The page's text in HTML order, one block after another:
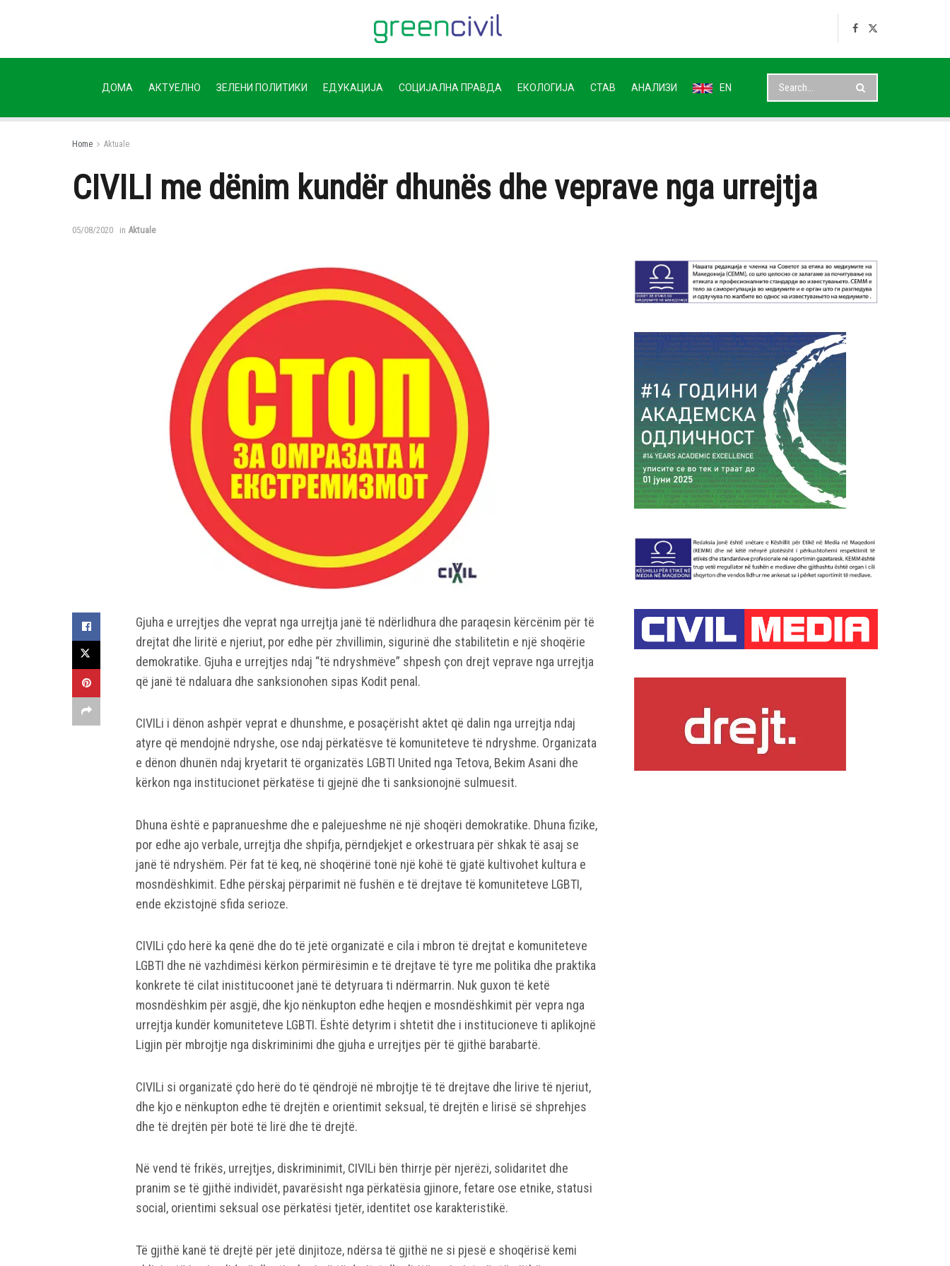
ДОМА АКТУЕЛНО ЗЕЛЕНИ ПОЛИТИКИ ЕДУКАЦИЈА СОЦИЈАЛНА ПРАВДА ЕКОЛОГИЈА СТАВ АНАЛИЗИ EN
Home Aktuale
CIVILI me dënim kundër dhunës dhe veprave nga urrejtja
05/08/2020 in Aktuale
Gjuha e urrejtjes dhe veprat nga urrejtja janë të ndërlidhura dhe paraqesin kërcënim për të
drejtat dhe liritë e njeriut, por edhe për zhvillimin, sigurinë dhe stabilitetin e një shoqërie
demokratike. Gjuha e urrejtjes ndaj “të ndryshmëve” shpesh çon drejt veprave nga urrejtja
që janë të ndaluara dhe sanksionohen sipas Kodit penal.
CIVILi i dënon ashpër veprat e dhunshme, e posaçërisht aktet që dalin nga urrejtja ndaj
atyre që mendojnë ndryshe, ose ndaj përkatësve të komuniteteve të ndryshme. Organizata
e dënon dhunën ndaj kryetarit të organizatës LGBTI United nga Tetova, Bekim Asani dhe
kërkon nga institucionet përkatëse ti gjejnë dhe ti sanksionojnë sulmuesit.
Dhuna është e papranueshme dhe e palejueshme në një shoqëri demokratike. Dhuna fizike,
por edhe ajo verbale, urrejtja dhe shpifja, përndjekjet e orkestruara për shkak të asaj se
janë të ndryshëm. Për fat të keq, në shoqërinë tonë një kohë të gjatë kultivohet kultura e
mosndëshkimit. Edhe përskaj përparimit në fushën e të drejtave të komuniteteve LGBTI,
ende ekzistojnë sfida serioze.
CIVILi çdo herë ka qenë dhe do të jetë organizatë e cila i mbron të drejtat e komuniteteve
LGBTI dhe në vazhdimësi kërkon përmirësimin e të drejtave të tyre me politika dhe praktika
konkrete të cilat inistitucoonet janë të detyruara ti ndërmarrin. Nuk guxon të ketë
mosndëshkim për asgjë, dhe kjo nënkupton edhe heqjen e mosndëshkimit për vepra nga
urrejtja kundër komuniteteve LGBTI. Është detyrim i shtetit dhe i institucioneve ti aplikojnë
Ligjin për mbrojtje nga diskriminimi dhe gjuha e urrejtjes për të gjithë barabartë.
CIVILi si organizatë çdo herë do të qëndrojë në mbrojtje të të drejtave dhe lirive të njeriut,
dhe kjo e nënkupton edhe të drejtën e orientimit seksual, të drejtën e lirisë së shprehjes
dhe të drejtën për botë të lirë dhe të drejtë.
Në vend të frikës, urrejtjes, diskriminimit, CIVILi bën thirrje për njerëzi, solidaritet dhe
pranim se të gjithë individët, pavarësisht nga përkatësia gjinore, fetare ose etnike, statusi
social, orientimi seksual ose përkatësi tjetër, identitet ose karakteristikë.
Të gjithë kanë të drejtë për jetë dinjitoze, ndërsa të gjithë ne si pjesë e shoqërisë kemi